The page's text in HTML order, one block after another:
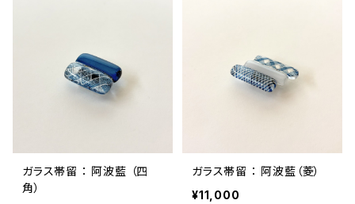
ガラス帯留 ： 阿波藍 （四
角）
ガラス帯留 ： 阿波藍（菱）
¥11,000